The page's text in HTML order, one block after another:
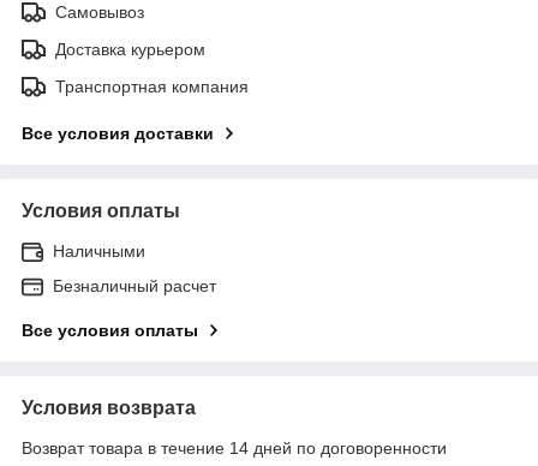
Самовывоз
Доставка курьером
Транспортная компания
Все условия доставки
Условия оплаты
Наличными
Безналичный расчет
Все условия оплаты
Условия возврата
Возврат товара в течение 14 дней по договоренности